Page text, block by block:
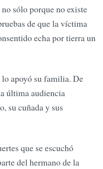
sólo porque no existe
de que la víctima
echa por tierra un
apoyó su familia. De
última audiencia
su cuñada y sus
que se escuchó
del hermano de la